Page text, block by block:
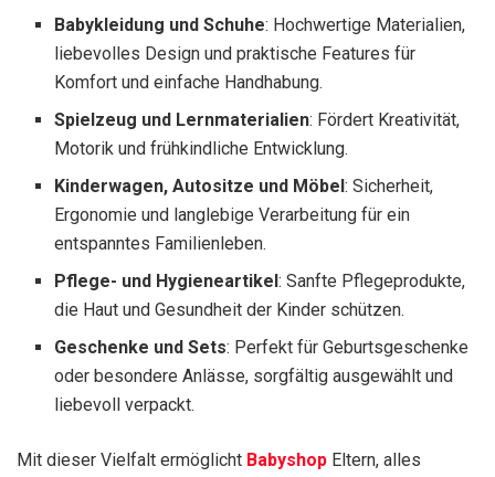
Babykleidung und Schuhe: Hochwertige Materialien,
liebevolles Design und praktische Features für
Komfort und einfache Handhabung.
Spielzeug und Lernmaterialien: Fördert Kreativität,
Motorik und frühkindliche Entwicklung.
Kinderwagen, Autositze und Möbel: Sicherheit,
Ergonomie und langlebige Verarbeitung für ein
entspanntes Familienleben.
Pflege- und Hygieneartikel: Sanfte Pflegeprodukte,
die Haut und Gesundheit der Kinder schützen.
Geschenke und Sets: Perfekt für Geburtsgeschenke
oder besondere Anlässe, sorgfältig ausgewählt und
liebevoll verpackt.
Mit dieser Vielfalt ermöglicht Babyshop Eltern, alles